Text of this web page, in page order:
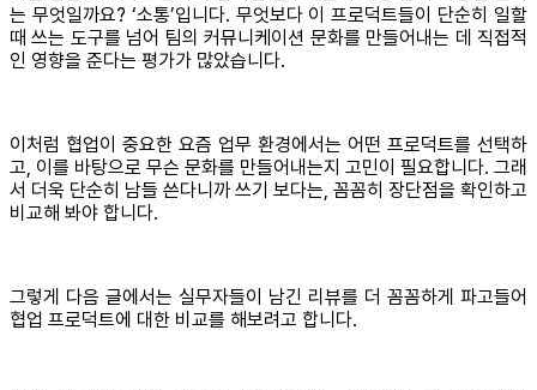
는 무엇일까요? ‘소통’입니다. 무엇보다 이 프로덕트들이 단순히 일할
때 쓰는 도구를 넘어 팀의 커뮤니케이션 문화를 만들어내는 데 직접적
인 영향을 준다는 평가가 많았습니다.
이처럼 협업이 중요한 요즘 업무 환경에서는 어떤 프로덕트를 선택하
고, 이를 바탕으로 무슨 문화를 만들어내는지 고민이 필요합니다. 그래
서 더욱 단순히 남들 쓴다니까 쓰기 보다는, 꼼꼼히 장단점을 확인하고
비교해 봐야 합니다.
그렇게 다음 글에서는 실무자들이 남긴 리뷰를 더 꼼꼼하게 파고들어
협업 프로덕트에 대한 비교를 해보려고 합니다.